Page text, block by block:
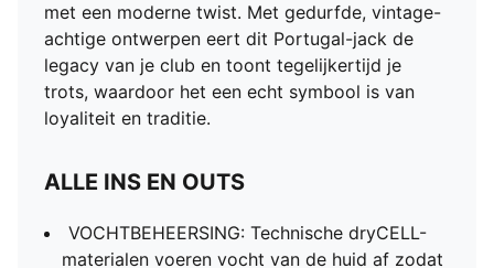
met een moderne twist. Met gedurfde, vintage-
achtige ontwerpen eert dit Portugal-jack de
legacy van je club en toont tegelijkertijd je
trots, waardoor het een echt symbool is van
loyaliteit en traditie.
ALLE INS EN OUTS
VOCHTBEHEERSING: Technische dryCELL-
materialen voeren vocht van de huid af zodat